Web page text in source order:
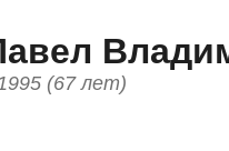
(67 лет)